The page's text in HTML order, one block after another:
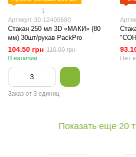
1
Артикул: 30-12400680
Стакан 250 мл 3D «МАКИ» (80
мм) 30шт/рукав PackPro
104.50 грн 110.00 грн
В наличии
Заказ от 3 единиц
Нет
Показать еще 20